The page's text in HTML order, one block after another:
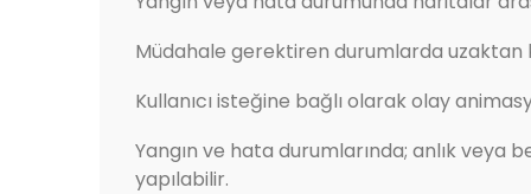
Müdahale gerektiren durumlarda uzaktan
Kullanıcı isteğine bağlı olarak olay
Yangın ve hata durumlarında; anlık
yapılabilir.